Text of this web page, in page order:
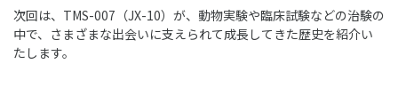
次回は、TMS-007（JX-10）が、動物実験や臨床試験などの治験の
中で、さまざまな出会いに支えられて成長してきた歴史を紹介い
たします。